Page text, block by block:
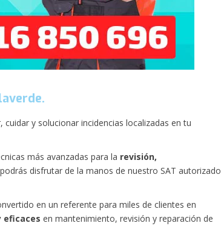
y solucionar incidencias localizadas en tu
más avanzadas para la revisión,
disfrutar de la manos de nuestro SAT autorizado
en un referente para miles de clientes en
eficaces en mantenimiento, revisión y reparación de